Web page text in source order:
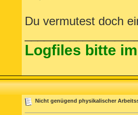
Du vermutest doch
Logfiles bitte
Nicht genügend physikalischer